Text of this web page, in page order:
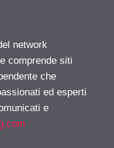
network
comprende siti
che
ed esperti
e